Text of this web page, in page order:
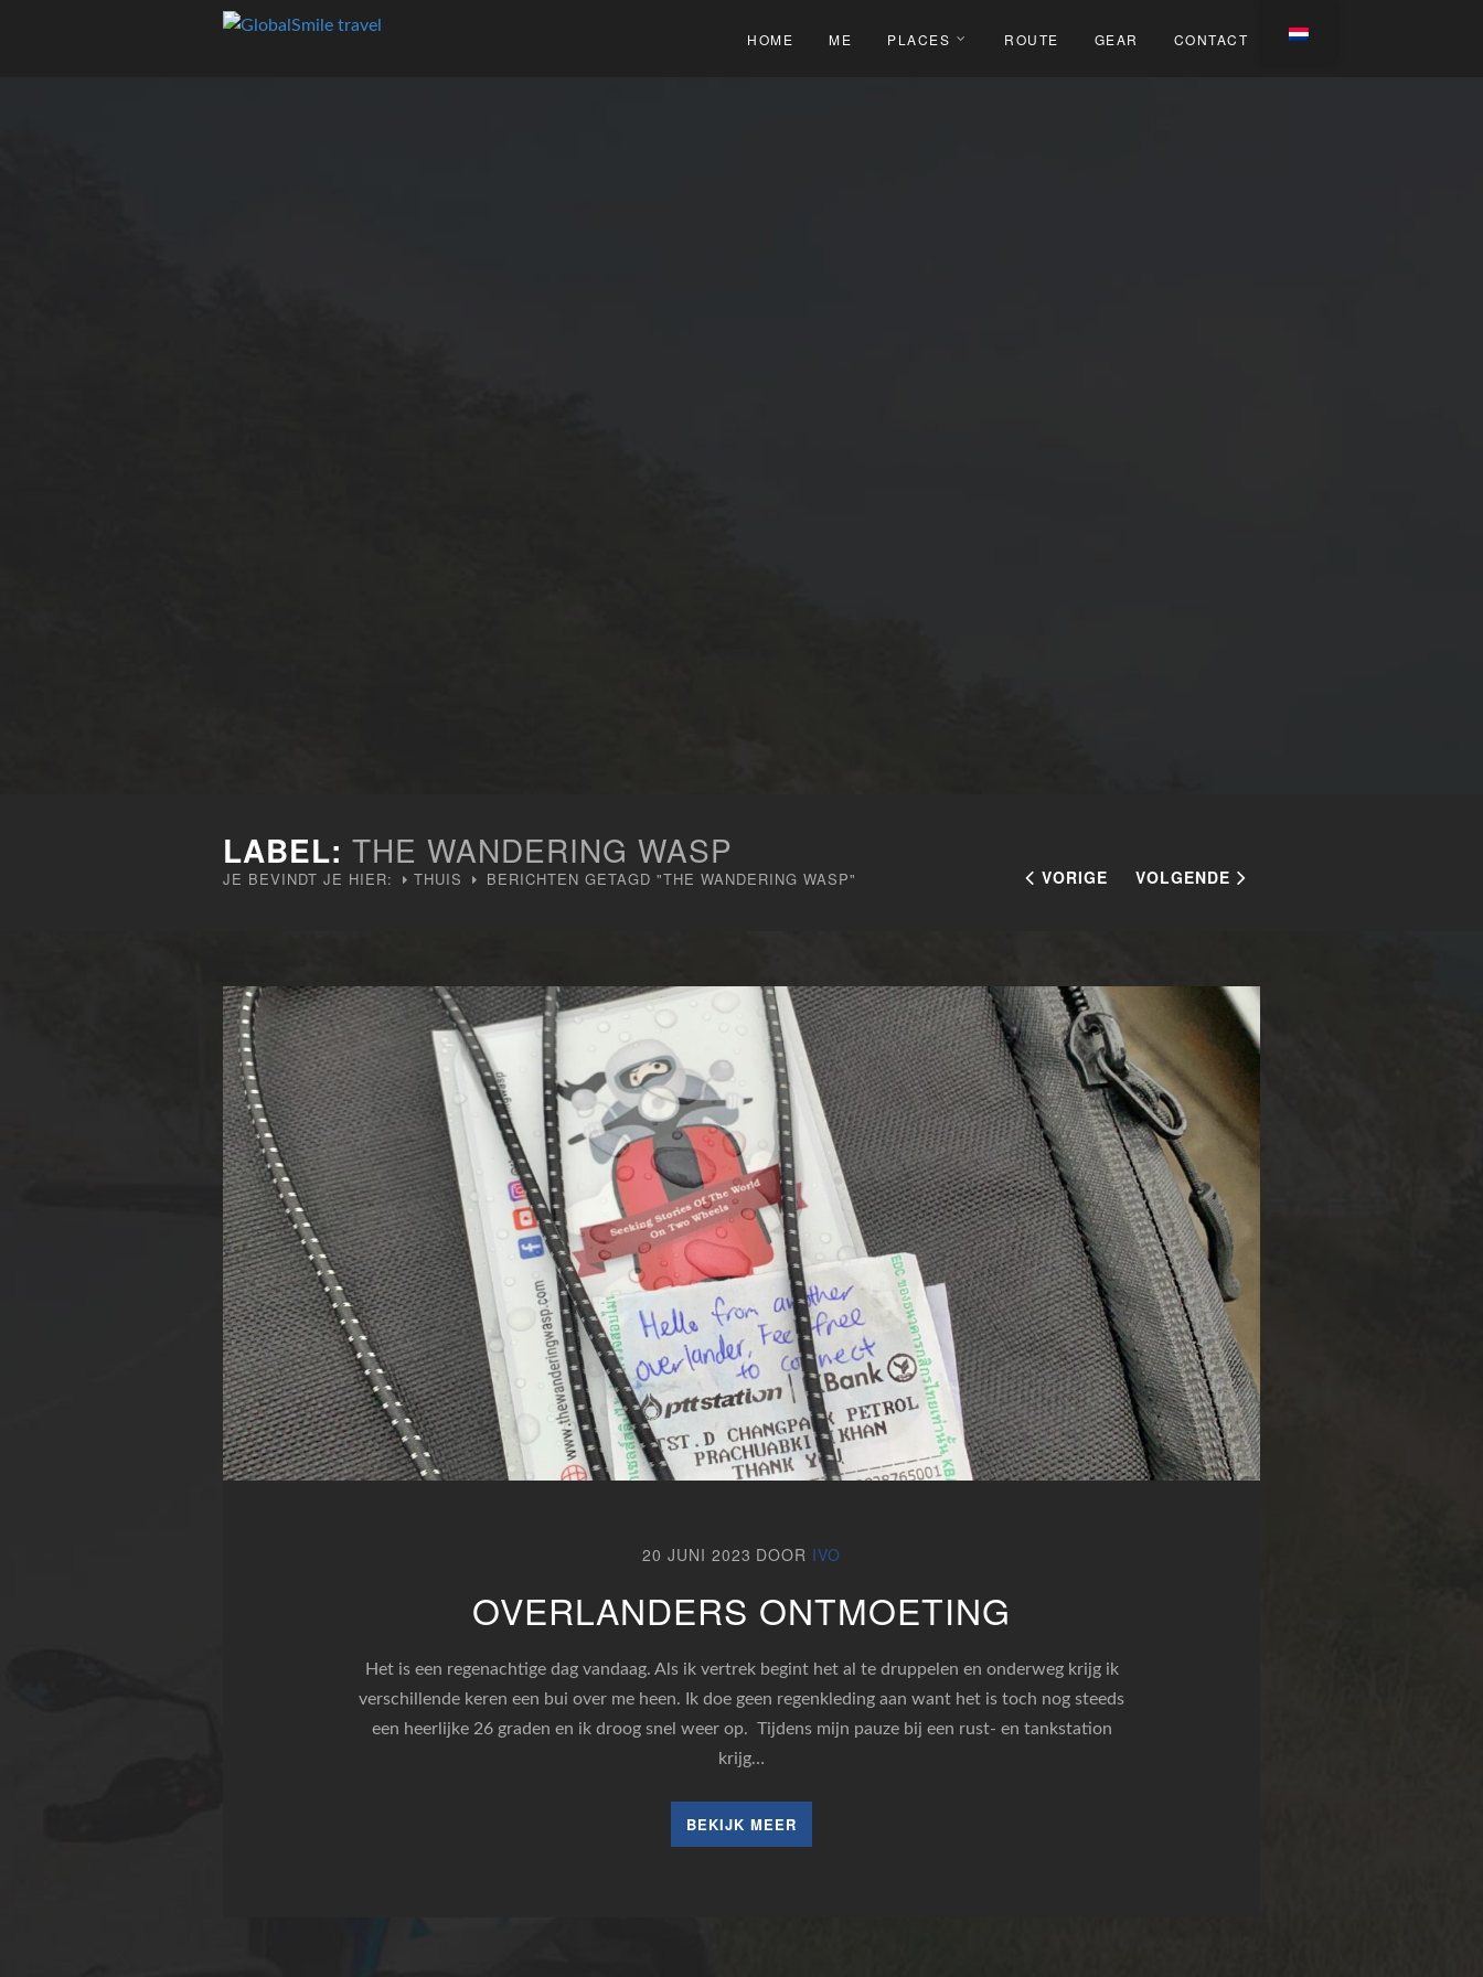
HOME ME PLACES ROUTE GEAR CONTACT
LABEL: THE WANDERING WASP
JE BEVINDT JE HIER: THUIS BERICHTEN GETAGD "THE WANDERING WASP" VORIGE VOLGENDE
20 JUNI 2023 DOOR IVO
OVERLANDERS ONTMOETING
Het is een regenachtige dag vandaag. Als ik vertrek begint het al te druppelen en onderweg krijg ik
verschillende keren een bui over me heen. Ik doe geen regenkleding aan want het is toch nog steeds
een heerlijke 26 graden en ik droog snel weer op. Tijdens mijn pauze bij een rust- en tankstation
krijg…
BEKIJK MEER